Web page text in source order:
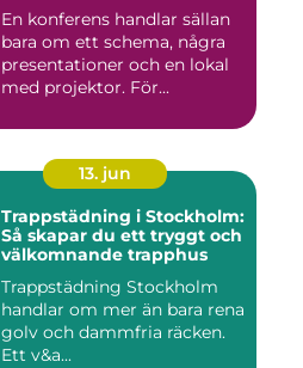
En konferens handlar sällan
bara om ett schema, några
presentationer och en lokal
med projektor. För...
13. jun
Trappstädning i Stockholm:
Så skapar du ett tryggt och
välkomnande trapphus
Trappstädning Stockholm
handlar om mer än bara rena
golv och dammfria räcken.
Ett v&a...